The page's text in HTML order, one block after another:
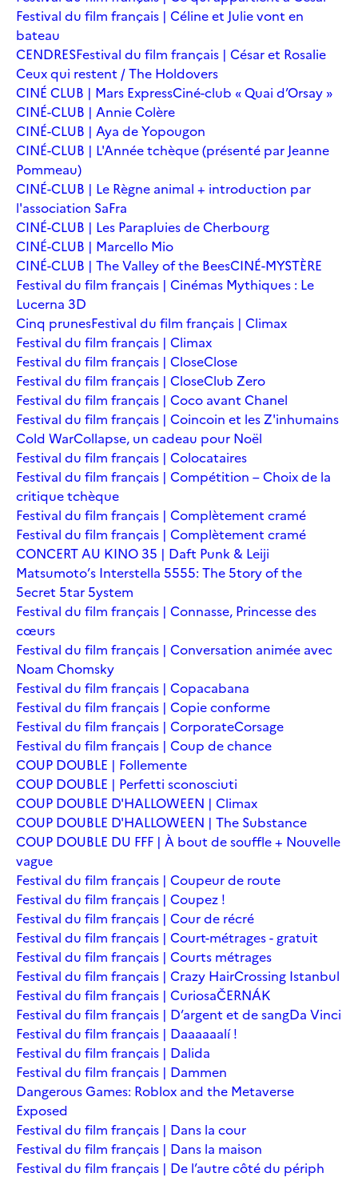
Festival du film français | Céline et Julie vont en
bateau
CENDRESFestival du film français | César et Rosalie
Ceux qui restent / The Holdovers
CINÉ CLUB | Mars ExpressCiné-club « Quai d’Orsay »
CINÉ-CLUB | Annie Colère
CINÉ-CLUB | Aya de Yopougon
CINÉ-CLUB | L'Année tchèque (présenté par Jeanne
Pommeau)
CINÉ-CLUB | Le Règne animal + introduction par
l'association SaFra
CINÉ-CLUB | Les Parapluies de Cherbourg
CINÉ-CLUB | Marcello Mio
CINÉ-CLUB | The Valley of the BeesCINÉ-MYSTÈRE
Festival du film français | Cinémas Mythiques : Le
Lucerna 3D
Cinq prunesFestival du film français | Climax
Festival du film français | Climax
Festival du film français | CloseClose
Festival du film français | CloseClub Zero
Festival du film français | Coco avant Chanel
Festival du film français | Coincoin et les Z'inhumains
Cold WarCollapse, un cadeau pour Noël
Festival du film français | Colocataires
Festival du film français | Compétition – Choix de la
critique tchèque
Festival du film français | Complètement cramé
Festival du film français | Complètement cramé
CONCERT AU KINO 35 | Daft Punk & Leiji
Matsumoto’s Interstella 5555: The 5tory of the
5ecret 5tar 5ystem
Festival du film français | Connasse, Princesse des
cœurs
Festival du film français | Conversation animée avec
Noam Chomsky
Festival du film français | Copacabana
Festival du film français | Copie conforme
Festival du film français | CorporateCorsage
Festival du film français | Coup de chance
COUP DOUBLE | Follemente
COUP DOUBLE | Perfetti sconosciuti
COUP DOUBLE D'HALLOWEEN | Climax
COUP DOUBLE D'HALLOWEEN | The Substance
COUP DOUBLE DU FFF | À bout de souffle + Nouvelle
vague
Festival du film français | Coupeur de route
Festival du film français | Coupez !
Festival du film français | Cour de récré
Festival du film français | Court-métrages - gratuit
Festival du film français | Courts métrages
Festival du film français | Crazy HairCrossing Istanbul
Festival du film français | CuriosaČERNÁK
Festival du film français | D’argent et de sangDa Vinci
Festival du film français | Daaaaaalí !
Festival du film français | Dalida
Festival du film français | Dammen
Dangerous Games: Roblox and the Metaverse
Exposed
Festival du film français | Dans la cour
Festival du film français | Dans la maison
Festival du film français | De l’autre côté du périph